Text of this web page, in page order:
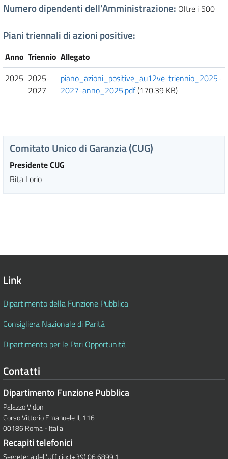
Numero dipendenti dell’Amministrazione: Oltre i 500
Piani triennali di azioni positive:
Anno Triennio Allegato
2025 2025-
2027
piano_azioni_positive_au12ve-triennio_2025-
2027-anno_2025.pdf(170.39 KB)
Comitato Unico di Garanzia (CUG)
Presidente CUG
Rita Lorio
Link
Dipartimento della Funzione Pubblica
Consigliera Nazionale di Parità
Dipartimento per le Pari Opportunità
Contatti
Dipartimento Funzione Pubblica
Palazzo Vidoni
Corso Vittorio Emanuele II, 116
00186 Roma - Italia
Recapiti telefonici